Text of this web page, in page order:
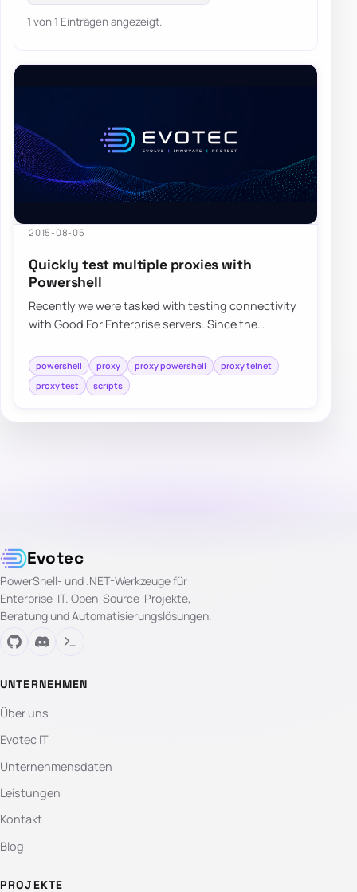
1 von 1 Einträgen angezeigt.
2015-08-05
Quickly test multiple proxies with
Powershell
Recently we were tasked with testing connectivity
with Good For Enterprise servers. Since the
powershell proxy proxy powershell
proxy telnet
proxy test
scripts
Evotec
PowerShell- und .NET-Werkzeuge für
Enterprise-IT. Open-Source-Projekte,
Beratung und Automatisierungslösungen.
UNTERNEHMEN
Über uns
Evotec IT
Unternehmensdaten
Leistungen
Kontakt
Blog
PROJEKTE